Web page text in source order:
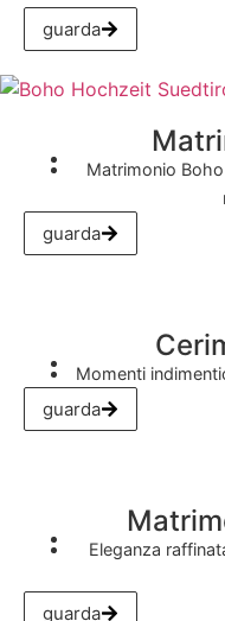
guarda
Matrimonio
guarda
Momenti
guarda
Eleganza
guarda